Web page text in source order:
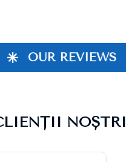
OUR REVIEWS
NOȘTRI